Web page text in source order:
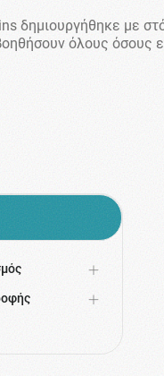
δημιουργήθηκε με
όλους όσους